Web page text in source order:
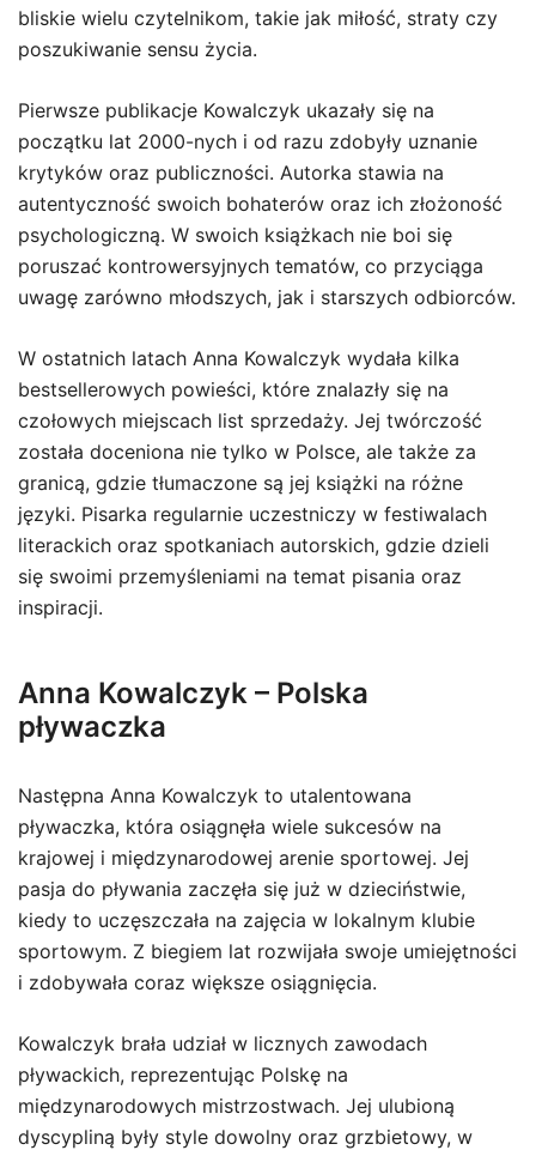
bliskie wielu czytelnikom, takie jak miłość, straty czy
poszukiwanie sensu życia.
Pierwsze publikacje Kowalczyk ukazały się na
początku lat 2000-nych i od razu zdobyły uznanie
krytyków oraz publiczności. Autorka stawia na
autentyczność swoich bohaterów oraz ich złożoność
psychologiczną. W swoich książkach nie boi się
poruszać kontrowersyjnych tematów, co przyciąga
uwagę zarówno młodszych, jak i starszych odbiorców.
W ostatnich latach Anna Kowalczyk wydała kilka
bestsellerowych powieści, które znalazły się na
czołowych miejscach list sprzedaży. Jej twórczość
została doceniona nie tylko w Polsce, ale także za
granicą, gdzie tłumaczone są jej książki na różne
języki. Pisarka regularnie uczestniczy w festiwalach
literackich oraz spotkaniach autorskich, gdzie dzieli
się swoimi przemyśleniami na temat pisania oraz
inspiracji.
Anna Kowalczyk – Polska
pływaczka
Następna Anna Kowalczyk to utalentowana
pływaczka, która osiągnęła wiele sukcesów na
krajowej i międzynarodowej arenie sportowej. Jej
pasja do pływania zaczęła się już w dzieciństwie,
kiedy to uczęszczała na zajęcia w lokalnym klubie
sportowym. Z biegiem lat rozwijała swoje umiejętności
i zdobywała coraz większe osiągnięcia.
Kowalczyk brała udział w licznych zawodach
pływackich, reprezentując Polskę na
międzynarodowych mistrzostwach. Jej ulubioną
dyscypliną były style dowolny oraz grzbietowy, w